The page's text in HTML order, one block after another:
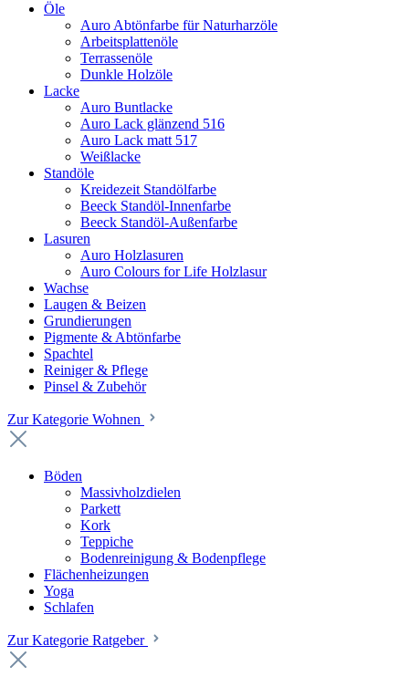
Öle
Auro Abtönfarbe für Naturharzöle
Arbeitsplattenöle
Terrassenöle
Dunkle Holzöle
Lacke
Auro Buntlacke
Auro Lack glänzend 516
Auro Lack matt 517
Weißlacke
Standöle
Kreidezeit Standölfarbe
Beeck Standöl-Innenfarbe
Beeck Standöl-Außenfarbe
Lasuren
Auro Holzlasuren
Auro Colours for Life Holzlasur
Wachse
Laugen & Beizen
Grundierungen
Pigmente & Abtönfarbe
Spachtel
Reiniger & Pflege
Pinsel & Zubehör
Zur Kategorie Wohnen
Böden
Massivholzdielen
Parkett
Kork
Teppiche
Bodenreinigung & Bodenpflege
Flächenheizungen
Yoga
Schlafen
Zur Kategorie Ratgeber